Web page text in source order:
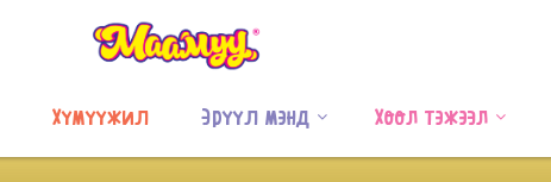
Хүмүүжил Эрүүл мэнд Хоол тэжээл